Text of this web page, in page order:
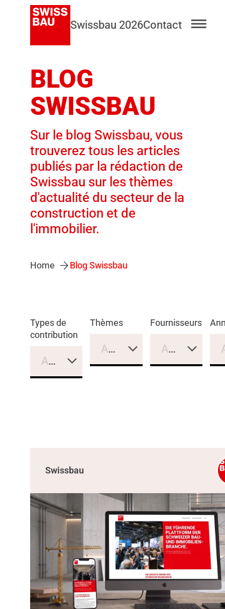
Swissbau 2026Contact
BLOG
SWISSBAU
Sur le blog Swissbau, vous
trouverez tous les articles
publiés par la rédaction de
Swissbau sur les thèmes
d'actualité du secteur de la
construction et de
l'immobilier.
Home Blog Swissbau
Types de
contribution
Aucune sélection
Thèmes
Aucune sélection
Fournisseurs
Aucune
Swissbau